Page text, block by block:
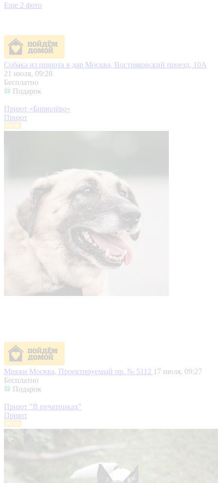
Еще 2 фото
Собака из приюта в дар Москва, Востряковский проезд, 10А
21 июля, 09:28
Бесплатно
Подарок
Приют «Бирюлёво»
Приют
Микки Москва, Проектируемый пр. № 5112 17 июля, 09:27
Бесплатно
Подарок
Приют "В печатниках"
Приют